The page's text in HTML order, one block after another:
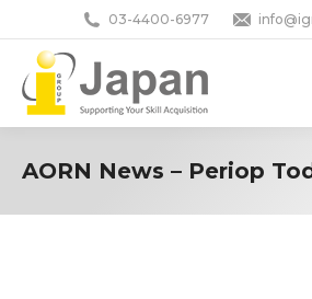
03-4400-6977
AORN News – Periop